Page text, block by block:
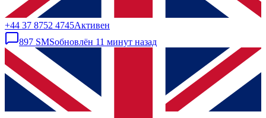
+44 37 8752 4745Активен
897 SMSобновлён 11 минут назад